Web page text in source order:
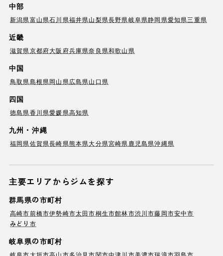
中部
新潟県富山県石川県福井県山梨県長野県岐阜県静岡県愛知県三重県
近畿
滋賀県京都府大阪府兵庫県奈良県和歌山県
中国
鳥取県島根県岡山県広島県山口県
四国
徳島県香川県愛媛県高知県
九州・沖縄
福岡県佐賀県長崎県熊本県大分県宮崎県 鹿児島県沖縄県
主要エリアからジムを探す
群馬県の市町村
高崎市前橋市伊勢崎市太田市桐生市館林市渋川市藤岡市安中市
みどり市
岐阜県の市町村
岐阜市大垣市高山市多治見市関市中津川市美濃市瑞浪市羽島市